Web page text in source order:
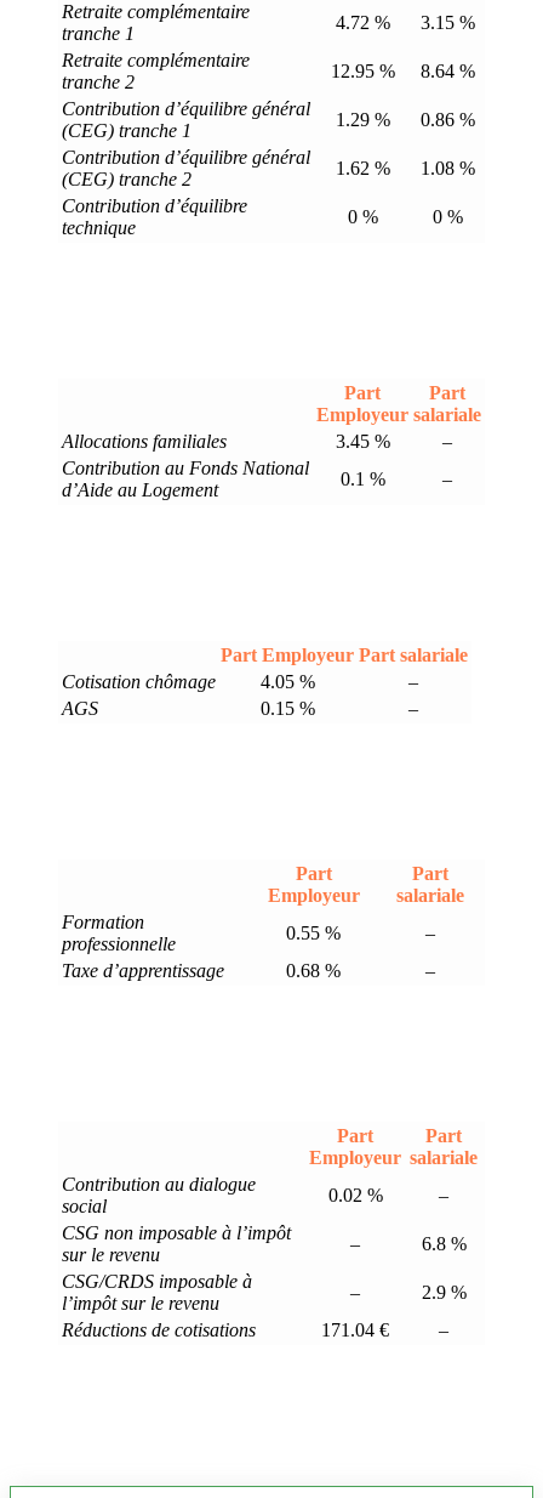
Retraite complémentaire
tranche 1
4.72 %
3.15 %
Retraite complémentaire
tranche 2
12.95 %
8.64 %
Contribution d’équilibre général
(CEG) tranche 1
1.29 %
0.86 %
Contribution d’équilibre général
(CEG) tranche 2
1.62 %
1.08 %
Contribution d’équilibre
technique
0 % 0 %
Part
Employeur
Part
salariale
Allocations familiales
3.45 %
–
Contribution au Fonds National
d’Aide au Logement
0.1 % –
Part Employeur Part salariale
Cotisation chômage
4.05 %
–
AGS
0.15 % –
Part
Employeur
Part
salariale
Formation
professionnelle
0.55 %
–
Taxe d’apprentissage
0.68 % –
Part
Employeur
Part
salariale
Contribution au dialogue
social
0.02 %
–
CSG non imposable à l’impôt
sur le revenu
–
6.8 %
CSG/CRDS imposable à
l’impôt sur le revenu
–
2.9 %
Réductions de cotisations
171.04 € –